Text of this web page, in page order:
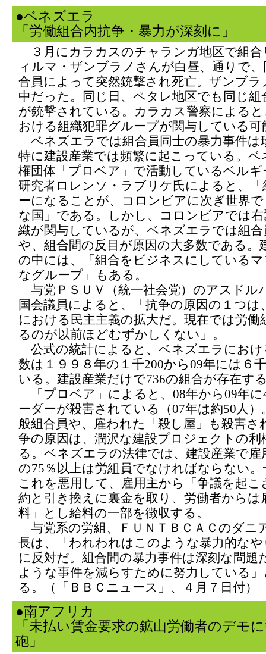
●ベネズエラ
「労働組合内抗争・暴力が深刻に」
３月にカラカスのチャランガ地区で組合
ィルマ・ザンブラノさんが白昼、通りで
合員によって突然銃撃され死亡。ザンブラ
中だった。同じ日、ペタレ地区でも同じ組
が銃撃されている。カラカス警察による
おける組織犯罪グループが関与している可
ベネズエラでは組合員同士の暴力事件は
特に建設産業では頻繁に起こっている。
権団体「プロベア」で活動しているベルギ
研究者ロレンソ・ラブリケ氏によると、
ーになることが、コロンビアに次ぎ世界
な国」である。しかし、コロンビアでは
織が関与しているが、ベネズエラでは組合
や、組合間の反目が原因の大多数である。
の中には、「組合をビジネスにしている
なグループ」もある。
与党ＰＳＵＶ（統一社会党）のアスドル
国会議員によると、「抗争の原因の１つは
における民主主義の拡大だ。現在では労働
るのが以前ほどむずかしくない」。
公式の統計によると、ベネズエラにおけ
数は１９９８年の１千200から09年には６
いる。建設産業だけで736の組合が存在す
「プロベア」によると、08年から09年に
ーダーが殺害されている（07年は約50人
般組合員や、雇われた「殺し屋」も殺害さ
争の原因は、潤沢な建設プロジェクトの利
る。ベネズエラの法律では、建設産業で雇
の75％以上は労組員でなければならない
これを悪用して、雇用主から「争議を起こ
約と引き換えに裏金を取り、労働者からは
料」とし給料の一部を徴収する。
与党系の労組、ＦＵＮＴＢＣＡＣのダニ
長は、「われわれはこのような暴力的な
に反対だ。組合間の暴力事件は深刻な問題
ような事件を減らすために努力している
る。（「ＢＢＣニュース」、４月７日付）
●南アフリカ
「未払い賃金要求の鉱山労働者のデモ
砲」